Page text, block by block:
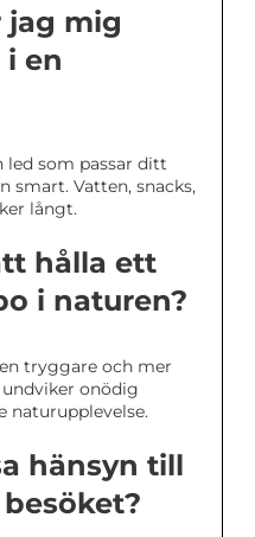
jag mig
en
led som passar ditt
smart. Vatten, snacks,
långt.
hålla ett
i naturen?
tryggare och mer
onödig
naturupplevelse.
hänsyn till